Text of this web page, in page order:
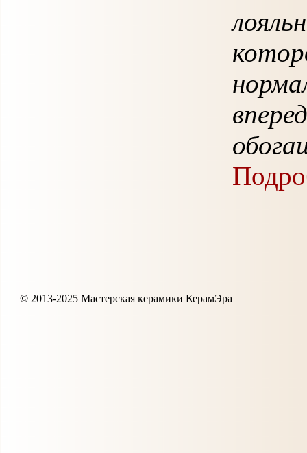
© 2013-2025 Мастерская керамики КерамЭра